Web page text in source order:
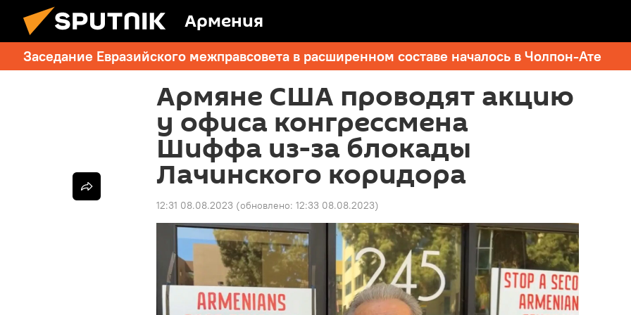
Армения
Заседание Евразийского межправсовета в расширенном составе началось в Чолпон-Ате
Армяне США проводят акцию
у офиса конгрессмена
Шиффа из-за блокады
Лачинского коридора
12:31 08.08.2023 (обновлено: 12:33 08.08.2023)